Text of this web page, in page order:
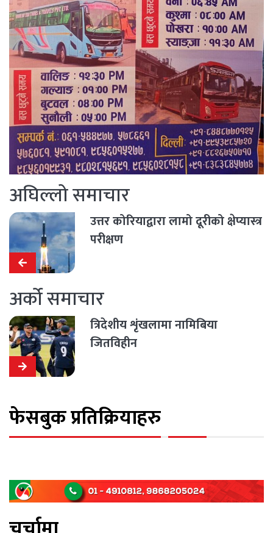
अघिल्लो समाचार
उत्तर कोरियाद्वारा लामो दूरीको क्षेप्यास्त्र
परीक्षण
अर्को समाचार
त्रिदेशीय शृंखलामा नामिबिया
जितविहीन
फेसबुक प्रतिक्रियाहरु